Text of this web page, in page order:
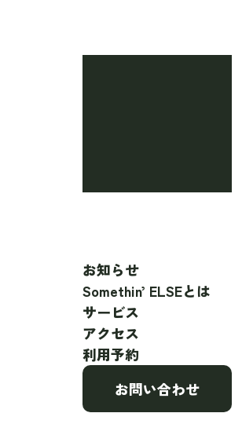
お知らせ
Somethin’ ELSEとは
サービス
アクセス
利用予約
お問い合わせ